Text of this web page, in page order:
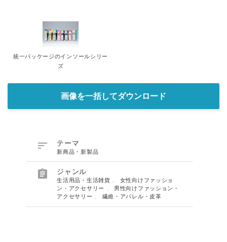
統一パッケージのインソールシリー
ズ
画像を一括してダウンロード
 テーマ
新商品・新製品
 ジャンル
生活用品・生活雑貨
女性向けファッショ
ン・アクセサリー
男性向けファッション・
アクセサリー
繊維・アパレル・皮革